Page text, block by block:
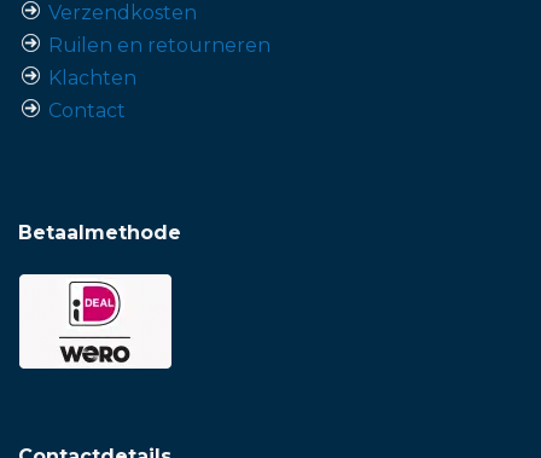
Verzendkosten
Ruilen en retourneren
Klachten
Contact
Betaalmethode